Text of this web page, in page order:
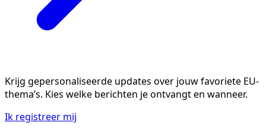
Krijg gepersonaliseerde updates over jouw favoriete EU-
thema’s. Kies welke berichten je ontvangt en wanneer.
Ik registreer mij